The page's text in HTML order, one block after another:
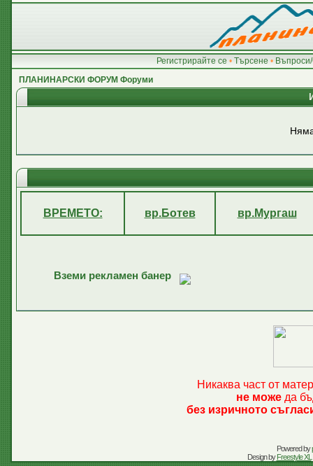
Регистрирайте се • Търсене •
ПЛАНИНАРСКИ ФОРУМ Форуми
ВРЕМЕТО: вр.Ботев вр.Мургаш
Вземи рекламен банер
Никаква част от
не може да
без изричното
Powered by
Design byFreestyle XL